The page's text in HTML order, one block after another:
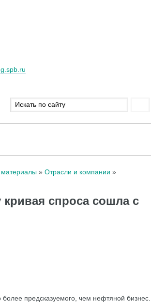
материалы
Отрасли и компании
спроса сошла с
предсказуемого, чем нефтяной бизнес.